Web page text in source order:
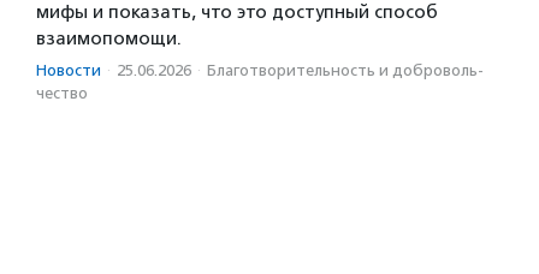
мифы и показать, что это доступный способ
взаимопомощи.
Новости · 25.06.2026 · Благотвори­тель­ность и доброволь­
чест­во